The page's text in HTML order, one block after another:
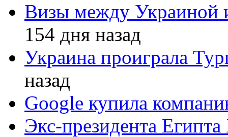
Визы между Украиной
154 дня назад
Украина проиграла
назад
Google купила
Экс-президента